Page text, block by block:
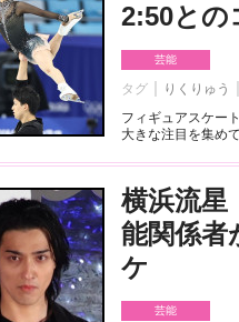
2:50との
芸能
タグ りくりゅう
フィギュアスケー
大きな注目を集め
横浜流星
能関係者
ケ
芸能